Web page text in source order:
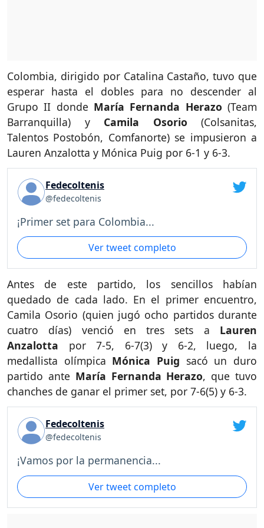
Colombia, dirigido por Catalina Castaño, tuvo que
esperar hasta el dobles para no descender al
Grupo II donde María Fernanda Herazo (Team
Barranquilla) y Camila Osorio (Colsanitas,
Talentos Postobón, Comfanorte) se impusieron a
Lauren Anzalotta y Mónica Puig por 6-1 y 6-3.
Fedecoltenis
@fedecoltenis
¡Primer set para Colombia...
Ver tweet completo
Antes de este partido, los sencillos habían
quedado de cada lado. En el primer encuentro,
Camila Osorio (quien jugó ocho partidos durante
cuatro días) venció en tres sets a Lauren
Anzalotta por 7-5, 6-7(3) y 6-2, luego, la
medallista olímpica Mónica Puig sacó un duro
partido ante María Fernanda Herazo, que tuvo
chanches de ganar el primer set, por 7-6(5) y 6-3.
Fedecoltenis
@fedecoltenis
¡Vamos por la permanencia...
Ver tweet completo